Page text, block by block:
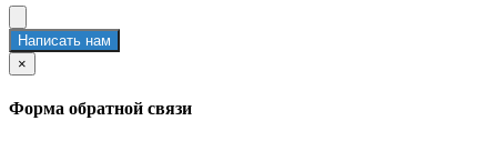
Написать нам
×
Форма обратной связи